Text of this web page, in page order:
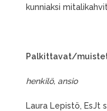
kunniaksi
Palkittavat/
henkilö, ansio
Laura Lepistö, EsJt